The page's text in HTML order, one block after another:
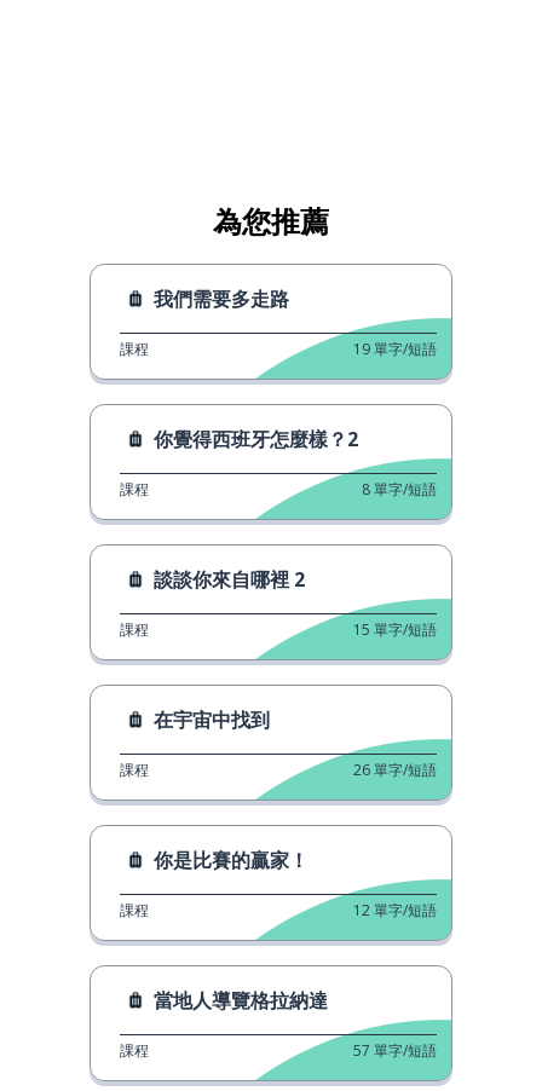
為您推薦
我們需要多走路
課程 19單字/短語
你覺得西班牙怎麼樣？2
課程 8單字/短語
談談你來自哪裡 2
課程 15 單字/短語
在宇宙中找到
課程 26單字/短語
你是比賽的贏家！
課程 12單字/短語
當地人導覽格拉納達
課程 57 單字/短語